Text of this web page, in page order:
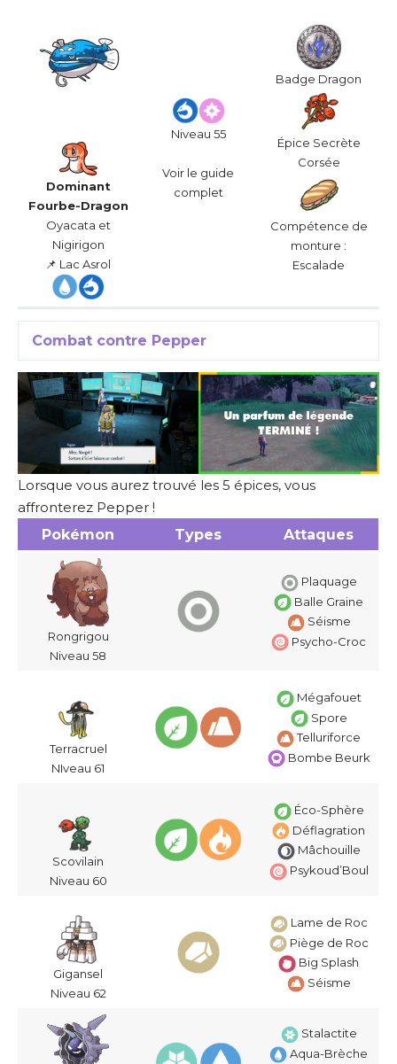
Dominant
Fourbe-Dragon
Oyacata et
Nigirigon
📌 Lac Asrol
Niveau 55
Voir le guide
complet
Badge Dragon
Épice Secrète
Corsée
Compétence de
monture :
Escalade
Combat contre Pepper
Lorsque vous aurez trouvé les 5 épices, vous
affronterez Pepper !
Pokémon
Types Attaques
Rongrigou
Niveau 58
Plaquage
Balle Graine
Séisme
Psycho-Croc
Terracruel
NIveau 61
Mégafouet
Spore
Telluriforce
Bombe Beurk
Scovilain
Niveau 60
Éco-Sphère
Déflagration
Mâchouille
Psykoud’Boul
Gigansel
Niveau 62
Lame de Roc
Piège de Roc
Big Splash
Séisme
Stalactite
Aqua-Brèche